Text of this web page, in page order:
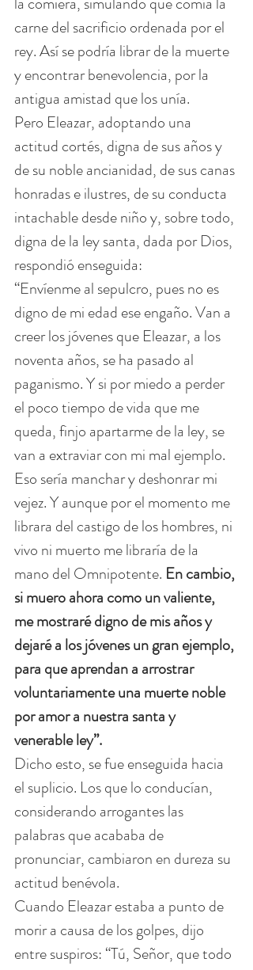
carne del sacrificio ordenada por el
rey. Así se podría librar de la muerte
y encontrar benevolencia, por la
antigua amistad que los unía.
Pero Eleazar, adoptando una
actitud cortés, digna de sus años y
de su noble ancianidad, de sus canas
honradas e ilustres, de su conducta
intachable desde niño y, sobre todo,
digna de la ley santa, dada por Dios,
respondió enseguida:
“Envíenme al sepulcro, pues no es
digno de mi edad ese engaño. Van a
creer los jóvenes que Eleazar, a los
noventa años, se ha pasado al
paganismo. Y si por miedo a perder
el poco tiempo de vida que me
queda, finjo apartarme de la ley, se
van a extraviar con mi mal ejemplo.
Eso sería manchar y deshonrar mi
vejez. Y aunque por el momento me
librara del castigo de los hombres, ni
vivo ni muerto me libraría de la
mano del Omnipotente. En cambio,
si muero ahora como un valiente,
me mostraré digno de mis años y
dejaré a los jóvenes un gran ejemplo,
para que aprendan a arrostrar
voluntariamente una muerte noble
por amor a nuestra santa y
venerable ley”.
Dicho esto, se fue enseguida hacia
el suplicio. Los que lo conducían,
considerando arrogantes las
palabras que acababa de
pronunciar, cambiaron en dureza su
actitud benévola.
Cuando Eleazar estaba a punto de
morir a causa de los golpes, dijo
entre suspiros: “Tú, Señor, que todo